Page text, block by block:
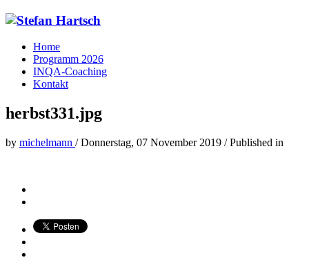
Home
Programm 2026
INQA-Coaching
Kontakt
herbst331.jpg
by michelmann /Donnerstag, 07 November 2019 /Published in